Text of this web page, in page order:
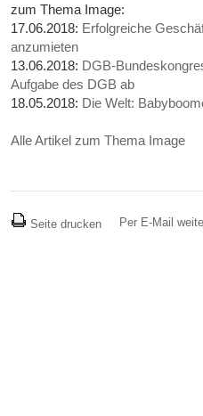
zum Thema Image:
17.06.2018: Erfolgreiche
anzumieten
13.06.2018: DGB-
Aufgabe des DGB ab
18.05.2018: Die Welt:
Alle Artikel zum Thema Image
Seite drucken Per E-Mail